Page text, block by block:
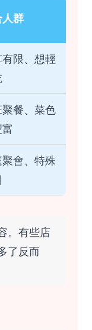
群
限、想輕
餐、菜色
會、特殊
。有些店
了反而